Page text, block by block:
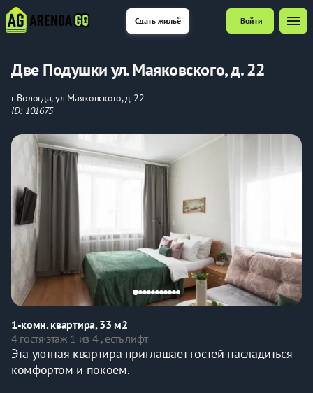
Сдать жильё Войти menu
Две Подушки ул. Маяковского, д. 22
г Вологда, ул Маяковского, д 22
ID: 101675
1-комн. квартира, 33 м2
4 гостя·этаж 1 из 4 , есть лифт
Эта уютная квартира приглашает гостей насладиться
комфортом и покоем.